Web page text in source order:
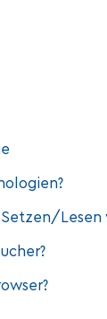
Lesen